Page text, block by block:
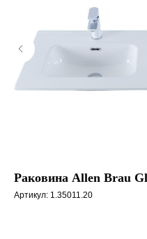
Раковина Allen Brau
Артикул: 1.35011.20